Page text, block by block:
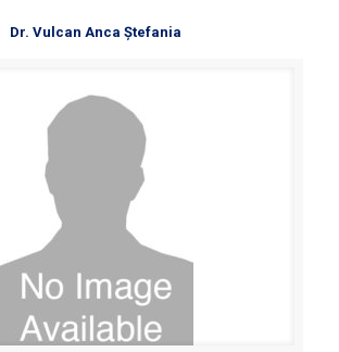
Dr. Vulcan Anca Ștefania